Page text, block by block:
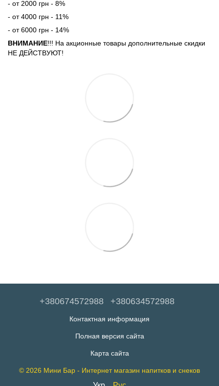
- от 2000 грн - 8%
- от 4000 грн - 11%
- от 6000 грн - 14%
ВНИМАНИЕ!!! На акционные товары дополнительные скидки
НЕ ДЕЙСТВУЮТ!
+380674572988 +380634572988
Контактная информация
Полная версия сайта
Карта сайта
© 2026 Мини Бар - Интернет магазин напитков и снеков